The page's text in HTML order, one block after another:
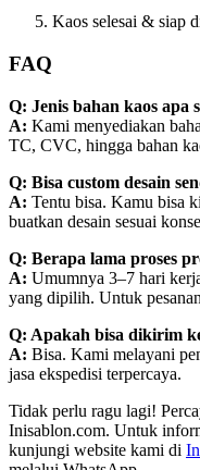
Kaos selesai & siap
FAQ
Q: Jenis bahan kaos apa
A: Kami menyediakan
TC, CVC, hingga bahan
Q: Bisa custom desain
A: Tentu bisa. Kamu bisa
buatkan desain sesuai
Q: Berapa lama proses
A: Umumnya 3–7 hari
yang dipilih. Untuk
Q: Apakah bisa dikirim
A: Bisa. Kami melayani
jasa ekspedisi terpercaya.
Tidak perlu ragu lagi!
Inisablon.com. Untuk
kunjungi website kami di